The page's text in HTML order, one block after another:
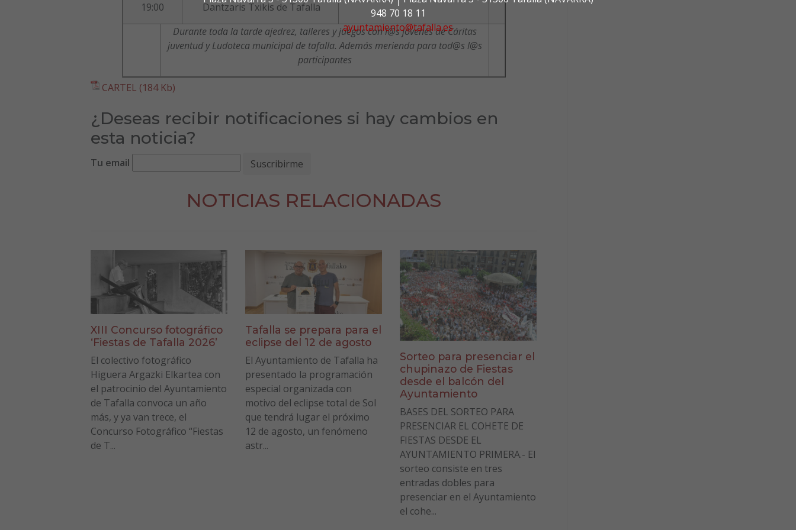
948 70 18 11
ayuntamiento@tafalla.es
19:00
Dantzaris Txikis de Tafalla
Durante toda la tarde ajedrez, talleres y juegos con l@s jóvenes de Cáritas
juventud y Ludoteca municipal de tafalla. Además merienda para tod@s l@s
participantes
CARTEL (184 Kb)
¿Deseas recibir notificaciones si hay cambios en
esta noticia?
Tu email
NOTICIAS RELACIONADAS
XIII Concurso fotográfico
‘Fiestas de Tafalla 2026’
El colectivo fotográfico
Higuera Argazki Elkartea con
el patrocinio del Ayuntamiento
de Tafalla convoca un año
más, y ya van trece, el
Concurso Fotográfico “Fiestas
de T...
Tafalla se prepara para el
eclipse del 12 de agosto
El Ayuntamiento de Tafalla ha
presentado la programación
especial organizada con
motivo del eclipse total de Sol
que tendrá lugar el próximo
12 de agosto, un fenómeno
astr...
Sorteo para presenciar el
chupinazo de Fiestas
desde el balcón del
Ayuntamiento
BASES DEL SORTEO PARA
PRESENCIAR EL COHETE DE
FIESTAS DESDE EL
AYUNTAMIENTO PRIMERA.- El
sorteo consiste en tres
entradas dobles para
presenciar en el Ayuntamiento
el cohe...